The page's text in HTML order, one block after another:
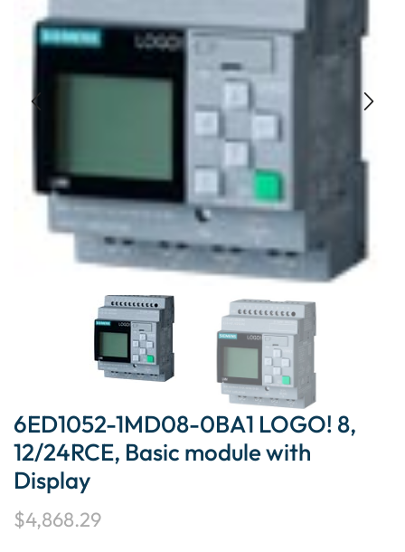
6ED1052-1MD08-0BA1 LOGO! 8,
12/24RCE, Basic module with
Display
$4,868.29